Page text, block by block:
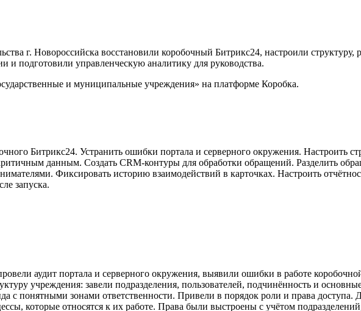
г. Новороссийска восстановили коробочный Битрикс24, настроили
и подготовили управленческую аналитику для руководства.
и муниципальные учреждения» на платформе Коробка.
Битрикс24. Устранить ошибки портала и серверного окружения. Настроить
данным. Создать CRM-контуры для обработки обращений. Разделить
Фиксировать историю взаимодействий в карточках. Настроить
запуска.
аудит портала и серверного окружения, выявили ошибки в работе
учреждения: завели подразделения, пользователей, подчинённость и
с понятными зонами ответственности. Привели в порядок роли и права
которые относятся к их работе. Права были выстроены с учётом